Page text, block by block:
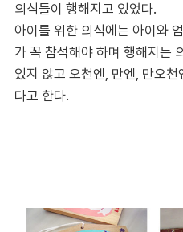
의식들이 행해지고 있었다.
아이를 위한 의식에는 아이와
가 꼭 참석해야 하며 행해지는
있지 않고 오천엔, 만엔, 만오
다고 한다.